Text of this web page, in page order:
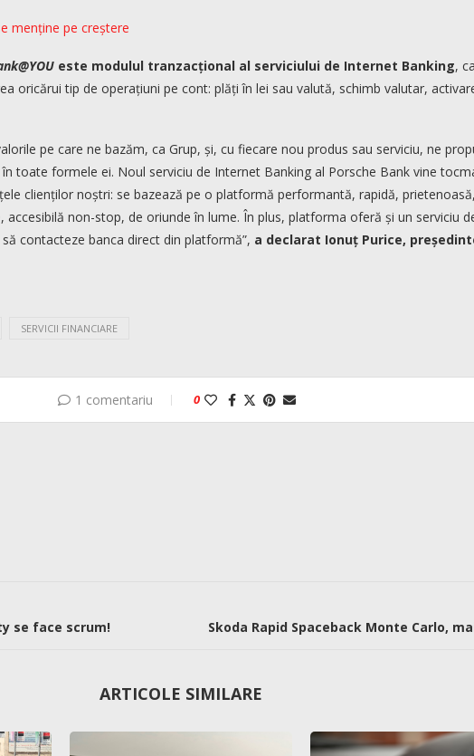
menține pe creștere
este modulul tranzacțional al serviciului de Internet Banking,
oricărui tip de operațiuni pe cont: plăți în lei sau valută, schimb valutar,
pe care ne bazăm, ca Grup, și, cu fiecare nou produs sau serviciu, ne
toate formele ei. Noul serviciu de Internet Banking al Porsche Bank vine
clienților noștri: se bazează pe o platformă performantă, rapidă,
non-stop, de oriunde în lume. În plus, platforma oferă și un serviciu
contacteze banca direct din platformă”, a declarat Ionuț Purice,
SERVICII FINANCIARE
1 comentariu 0
se face scrum!
Skoda Rapid Spaceback Monte Carlo,
ARTICOLE SIMILARE